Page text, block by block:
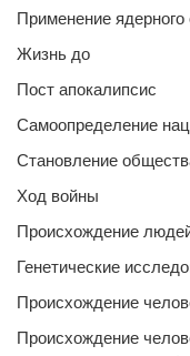
Применение ядерного
Жизнь до
Пост апокалипсис
Самоопределение
Становление
Ход войны
Происхождение
Генетические
Происхождение
Происхождение